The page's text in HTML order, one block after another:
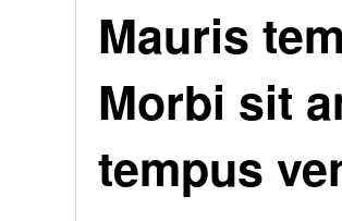
Mauris
Morbi sit
tempus